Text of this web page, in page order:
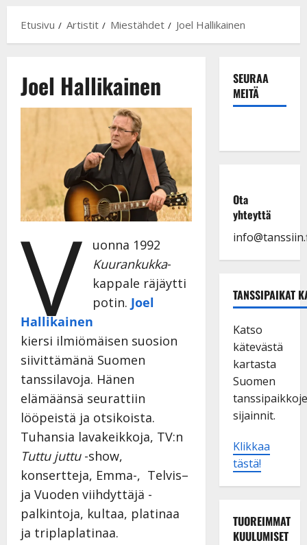
Etusivu Artistit Miestähdet Joel Hallikainen
Joel Hallikainen
V
uonna 1992
Kuurankukka-
kappale räjäytti
potin. Joel
Hallikainen
kiersi ilmiömäisen suosion
siivittämänä Suomen
tanssilavoja. Hänen
elämäänsä seurattiin
lööpeistä ja otsikoista.
Tuhansia lavakeikkoja, TV:n
Tuttu juttu-show,
konsertteja, Emma-, Telvis–
ja Vuoden viihdyttäjä -
palkintoja, kultaa, platinaa
ja triplaplatinaa.
SEURAA
MEITÄ
Ota
yhteyttä
TANSSIPAIKAT
Katso
kätevästä
kartasta
Suomen
sijainnit.
Klikkaa
tästä!
TUOREIMMAT
KUULUMISET